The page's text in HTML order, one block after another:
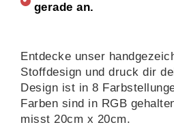
gerade an.
Entdecke unser
Stoffdesign und druck dir
Design ist in 8
Farben sind in RGB
misst 20cm x 20cm.